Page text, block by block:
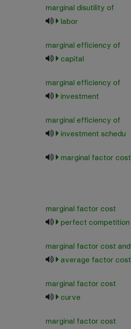
marginal disutility of
labor
marginal efficiency of
capital
marginal efficiency of
investment
marginal efficiency of
investment schedu
marginal factor cost
marginal factor cost
perfect competition
marginal factor cost and
average factor cost
marginal factor cost
curve
marginal factor cost